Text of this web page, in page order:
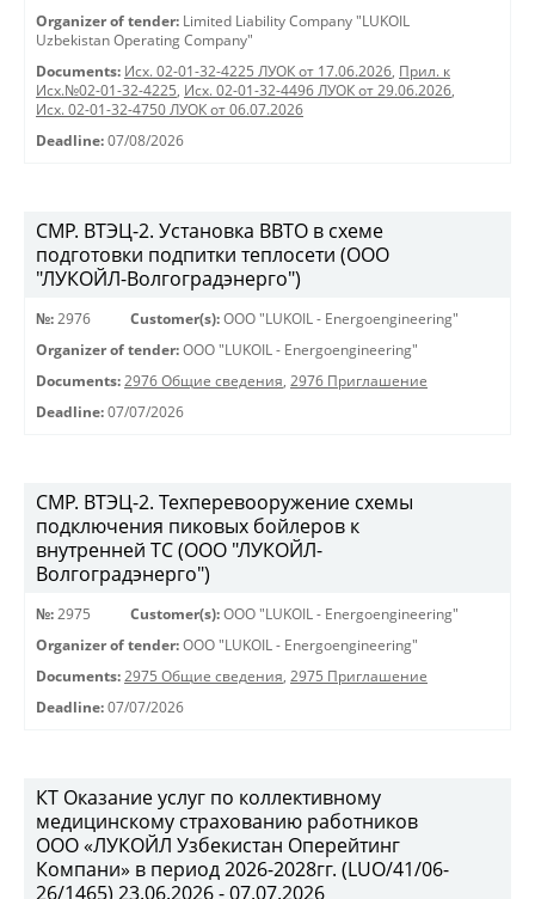
Organizer of tender: Limited Liability Company "LUKOIL
Uzbekistan Operating Company"
Documents: Исх. 02-01-32-4225 ЛУОК от 17.06.2026, Прил. к
Исх.№02-01-32-4225, Исх. 02-01-32-4496 ЛУОК от 29.06.2026,
Исх. 02-01-32-4750 ЛУОК от 06.07.2026
Deadline: 07/08/2026
СМР. ВТЭЦ-2. Установка ВВТО в схеме
подготовки подпитки теплосети (ООО
"ЛУКОЙЛ-Волгоградэнерго")
№: 2976 Customer(s): OOO "LUKOIL - Energoengineering"
Organizer of tender: OOO "LUKOIL - Energoengineering"
Documents: 2976 Общие сведения, 2976 Приглашение
Deadline: 07/07/2026
СМР. ВТЭЦ-2. Техперевооружение схемы
подключения пиковых бойлеров к
внутренней ТС (ООО "ЛУКОЙЛ-
Волгоградэнерго")
№: 2975 Customer(s): OOO "LUKOIL - Energoengineering"
Organizer of tender: OOO "LUKOIL - Energoengineering"
Documents: 2975 Общие сведения, 2975 Приглашение
Deadline: 07/07/2026
КТ Оказание услуг по коллективному
медицинскому страхованию работников
ООО «ЛУКОЙЛ Узбекистан Оперейтинг
Компани» в период 2026-2028гг. (LUO/41/06-
26/1465) 23.06.2026 - 07.07.2026